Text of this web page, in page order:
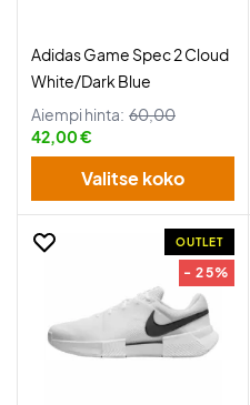
Adidas Game Spec 2 Cloud
White/Dark Blue
Aiempi hinta: 60,00
42,00 €
Valitse koko
OUTLET
- 25%